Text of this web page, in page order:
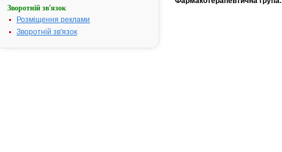
Зворотній зв'язок
Розміщення реклами
Зворотній зв'язок